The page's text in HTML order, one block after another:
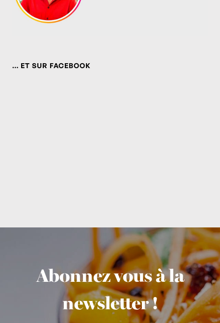
… ET SUR FACEBOOK
Abonnez vous à la
newsletter !